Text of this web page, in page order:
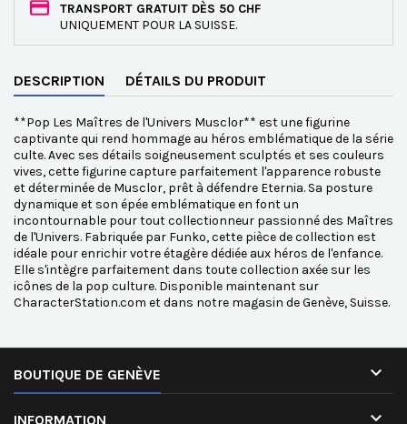
TRANSPORT GRATUIT DÈS 50 CHF
UNIQUEMENT POUR LA SUISSE.
DESCRIPTION DÉTAILS DU PRODUIT
**Pop Les Maîtres de l'Univers Musclor** est une figurine
captivante qui rend hommage au héros emblématique de la série
culte. Avec ses détails soigneusement sculptés et ses couleurs
vives, cette figurine capture parfaitement l'apparence robuste
et déterminée de Musclor, prêt à défendre Eternia. Sa posture
dynamique et son épée emblématique en font un
incontournable pour tout collectionneur passionné des Maîtres
de l'Univers. Fabriquée par Funko, cette pièce de collection est
idéale pour enrichir votre étagère dédiée aux héros de l'enfance.
Elle s'intègre parfaitement dans toute collection axée sur les
icônes de la pop culture. Disponible maintenant sur
CharacterStation.com et dans notre magasin de Genève, Suisse.
BOUTIQUE DE GENÈVE 
INFORMATION 